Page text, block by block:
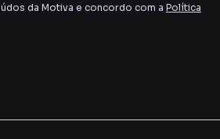
da Motiva e concordo com a Política